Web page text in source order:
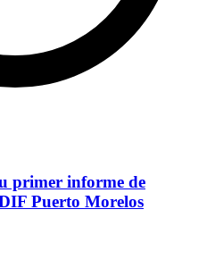
primer informe de
Puerto Morelos